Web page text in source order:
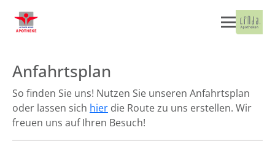
Anfahrtsplan
So finden Sie uns! Nutzen Sie unseren Anfahrtsplan
oder lassen sich hier die Route zu uns erstellen. Wir
freuen uns auf Ihren Besuch!